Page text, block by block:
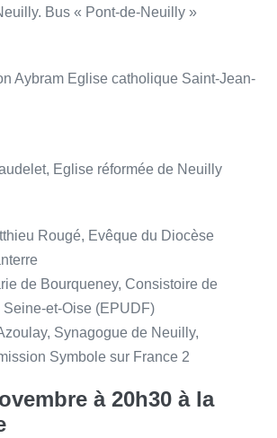
Bus « Pont-de-Neuilly »
Aybram Eglise catholique Saint-Jean-
Eglise réformée de Neuilly
Rougé, Evêque du Diocèse
de Bourqueney, Consistoire de
Seine-et-Oise (EPUDF)
Synagogue de Neuilly,
Symbole sur France 2
à 20h30 à la